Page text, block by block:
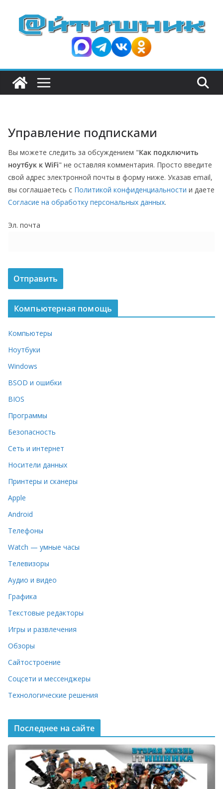
Управление подписками
Вы можете следить за обсуждением "Как подключить
ноутбук к WiFi" не оставляя комментария. Просто введите
свой адрес электронной почты в форму ниже. Указав email,
вы соглашаетесь с Политикой конфиденциальности и даете
Согласие на обработку персональных данных.
Эл. почта
Компьютерная помощь
Компьютеры
Ноутбуки
Windows
BSOD и ошибки
BIOS
Программы
Безопасность
Сеть и интернет
Носители данных
Принтеры и сканеры
Apple
Android
Телефоны
Watch — умные часы
Телевизоры
Аудио и видео
Графика
Текстовые редакторы
Игры и развлечения
Обзоры
Сайтостроение
Соцсети и мессенджеры
Технологические решения
Последнее на сайте